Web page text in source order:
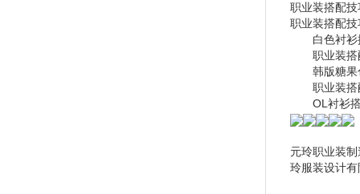
职业装搭配
职业装搭配
白色衬衫搭
职业装搭
韩版糖果色
职业装搭
OL衬衫搭
元玲职业装
玲服装设计